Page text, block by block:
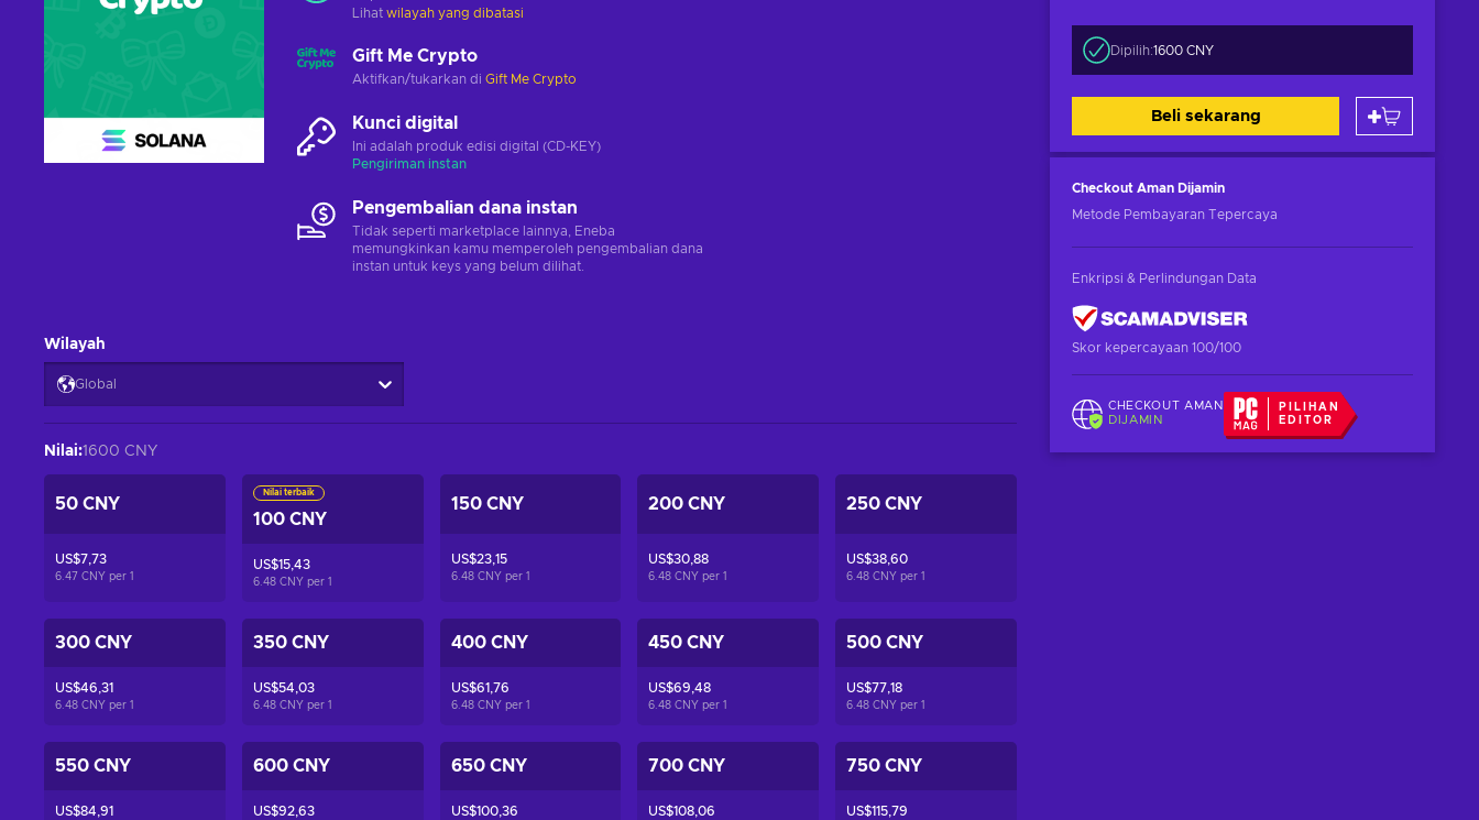
Dipilih:1600 CNY
Beli sekarang
Checkout Aman Dijamin
Metode Pembayaran Tepercaya
Enkripsi & Perlindungan Data
Skor kepercayaan 100/100
CHECKOUT AMAN
DIJAMIN
PILIHAN
EDITOR
Lihat wilayah yang dibatasi
Gift Me Crypto
Aktifkan/tukarkan di Gift Me Crypto
Kunci digital
Ini adalah produk edisi digital (CD-KEY)
Pengiriman instan
Pengembalian dana instan
Tidak seperti marketplace lainnya, Eneba
memungkinkan kamu memperoleh pengembalian dana
instan untuk keys yang belum dilihat.
Wilayah
Global
Nilai:1600 CNY
50 CNY
US$7,73
6.47 CNY per 1
Nilai terbaik
100 CNY
US$15,43
6.48 CNY per 1
150 CNY
US$23,15
6.48 CNY per 1
200 CNY
US$30,88
6.48 CNY per1
250 CNY
US$38,60
6.48 CNY per1
300 CNY
US$46,31
6.48 CNY per 1
350 CNY
US$54,03
6.48 CNY per 1
400 CNY
US$61,76
6.48 CNY per 1
450 CNY
US$69,48
6.48 CNY per1
500 CNY
US$77,18
6.48 CNY per1
550 CNY
US$84,91
600 CNY
US$92,63
650 CNY
US$100,36
700 CNY
US$108,06
750 CNY
US$115,79